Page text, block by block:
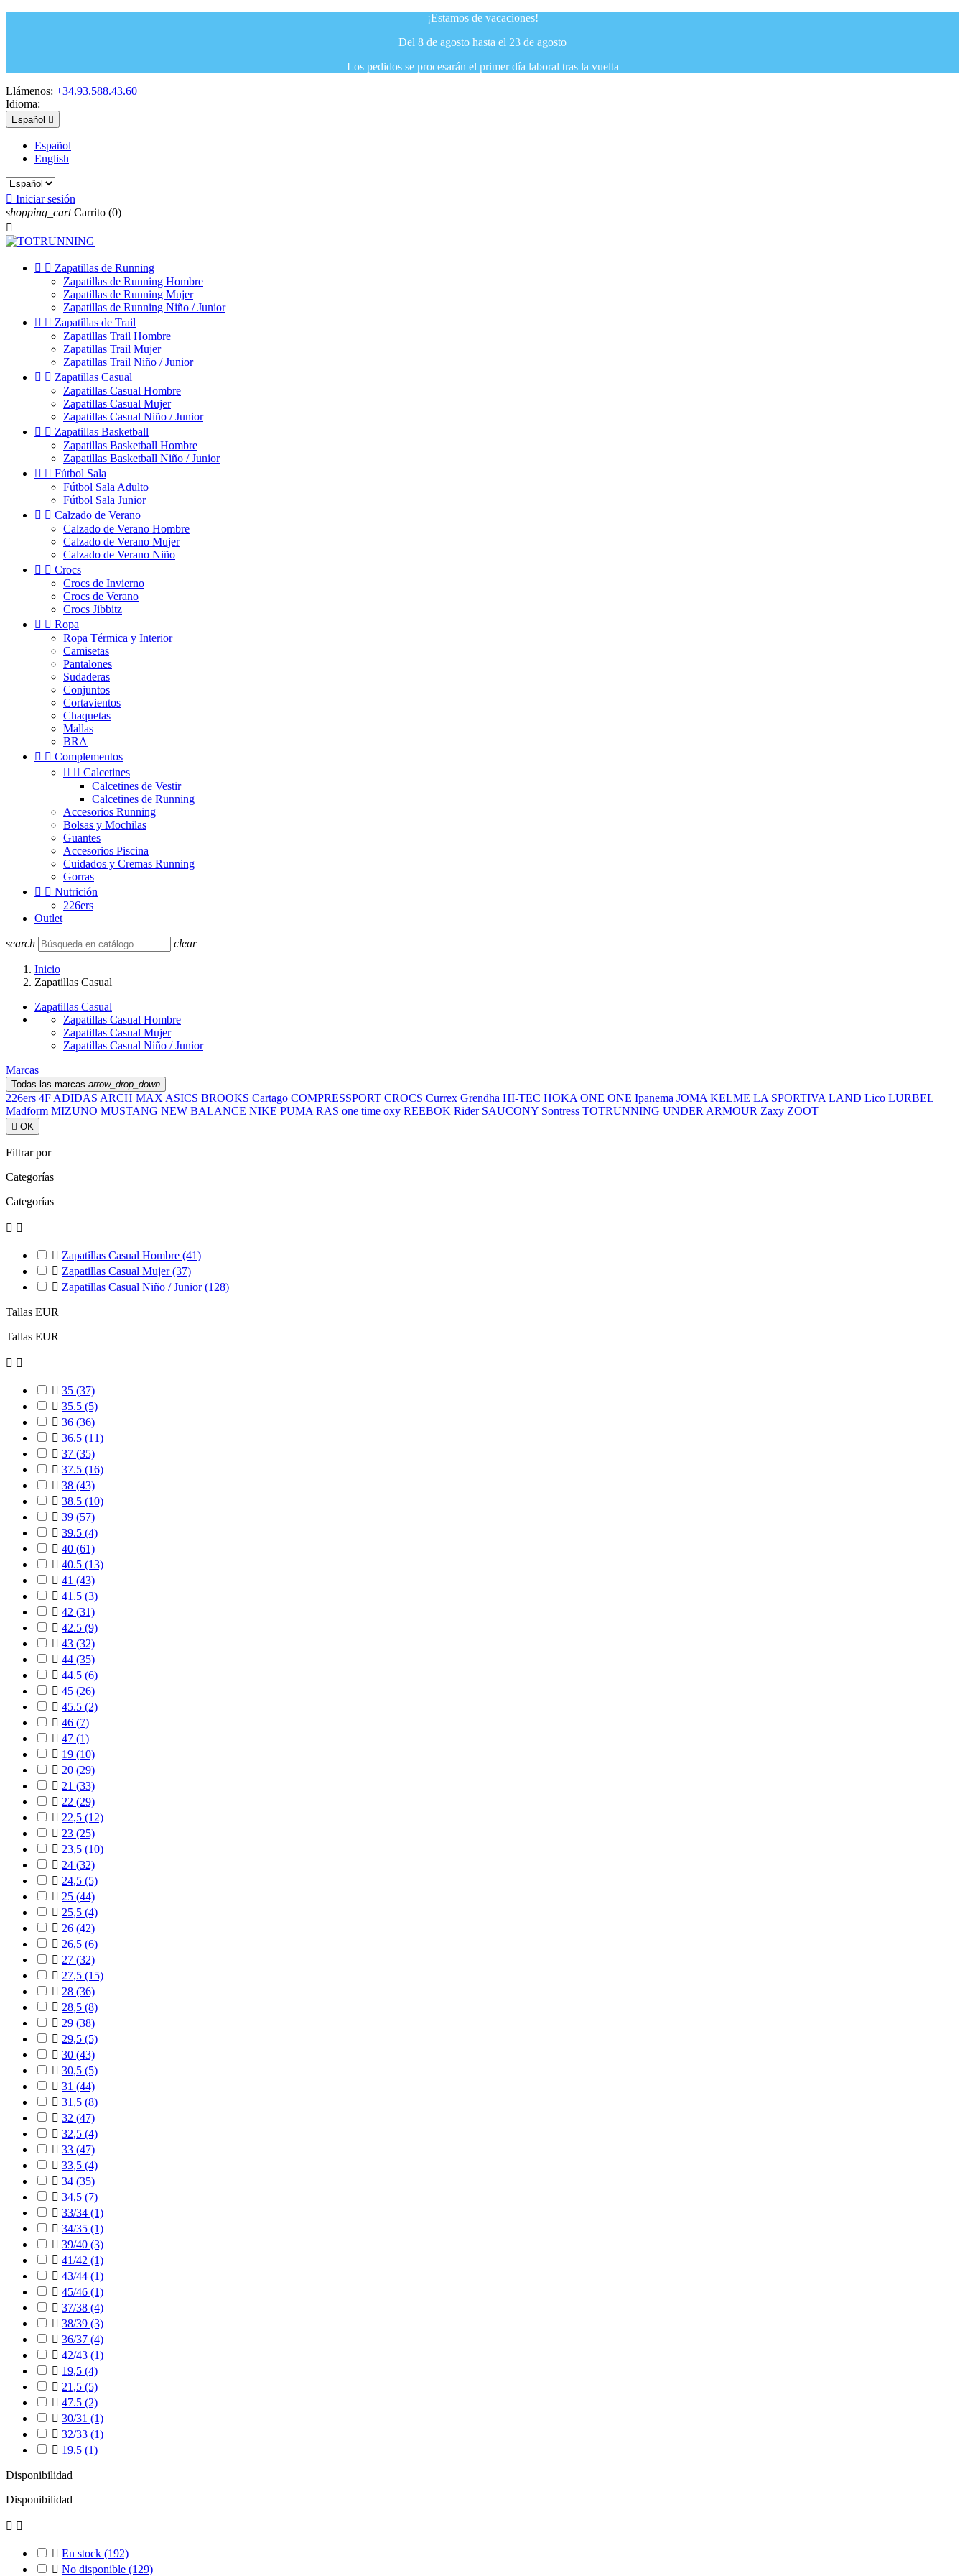
¡Estamos de vacaciones!
Del 8 de agosto hasta el 23 de agosto
Los pedidos se procesarán el primer día laboral tras la vuelta
Llámenos: +34.93.588.43.60
Idioma:
Español 
Español
English
 Iniciar sesión
shopping_cart Carrito (0)

  Zapatillas de Running
Zapatillas de Running Hombre
Zapatillas de Running Mujer
Zapatillas de Running Niño / Junior
  Zapatillas de Trail
Zapatillas Trail Hombre
Zapatillas Trail Mujer
Zapatillas Trail Niño / Junior
  Zapatillas Casual
Zapatillas Casual Hombre
Zapatillas Casual Mujer
Zapatillas Casual Niño / Junior
  Zapatillas Basketball
Zapatillas Basketball Hombre
Zapatillas Basketball Niño / Junior
  Fútbol Sala
Fútbol Sala Adulto
Fútbol Sala Junior
  Calzado de Verano
Calzado de Verano Hombre
Calzado de Verano Mujer
Calzado de Verano Niño
  Crocs
Crocs de Invierno
Crocs de Verano
Crocs Jibbitz
  Ropa
Ropa Térmica y Interior
Camisetas
Pantalones
Sudaderas
Conjuntos
Cortavientos
Chaquetas
Mallas
BRA
  Complementos
  Calcetines
Calcetines de Vestir
Calcetines de Running
Accesorios Running
Bolsas y Mochilas
Guantes
Accesorios Piscina
Cuidados y Cremas Running
Gorras
  Nutrición
226ers
Outlet
search clear
Inicio
Zapatillas Casual
Zapatillas Casual
Zapatillas Casual Hombre
Zapatillas Casual Mujer
Zapatillas Casual Niño / Junior
Marcas
Todas las marcas arrow_drop_down
226ers 4F ADIDAS ARCH MAX ASICS BROOKS Cartago COMPRESSPORT CROCS Currex Grendha HI-TEC HOKA ONE ONE Ipanema JOMA KELME LA SPORTIVA LAND Lico LURBEL
Madform MIZUNO MUSTANG NEW BALANCE NIKE PUMA RAS one time oxy REEBOK Rider SAUCONY Sontress TOTRUNNING UNDER ARMOUR Zaxy ZOOT
 OK
Filtrar por
Categorías
Categorías
 
 Zapatillas Casual Hombre (41)
 Zapatillas Casual Mujer(37)
 Zapatillas Casual Niño / Junior(128)
Tallas EUR
Tallas EUR
 
 35 (37)
 35.5 (5)
 36 (36)
 36.5 (11)
 37 (35)
 37.5 (16)
 38 (43)
 38.5 (10)
 39 (57)
 39.5 (4)
 40 (61)
 40.5 (13)
 41 (43)
 41.5 (3)
 42 (31)
 42.5 (9)
 43 (32)
 44 (35)
 44.5 (6)
 45 (26)
 45.5 (2)
 46 (7)
 47 (1)
 19 (10)
 20 (29)
 21 (33)
 22 (29)
 22,5 (12)
 23 (25)
 23,5 (10)
 24 (32)
 24,5 (5)
 25 (44)
 25,5 (4)
 26 (42)
 26,5 (6)
 27 (32)
 27,5 (15)
 28 (36)
 28,5 (8)
 29 (38)
 29,5 (5)
 30 (43)
 30,5 (5)
 31 (44)
 31,5 (8)
 32 (47)
 32,5 (4)
 33 (47)
 33,5 (4)
 34 (35)
 34,5 (7)
 33/34 (1)
 34/35 (1)
 39/40 (3)
 41/42 (1)
 43/44 (1)
 45/46 (1)
 37/38 (4)
 38/39 (3)
 36/37 (4)
 42/43 (1)
 19,5 (4)
 21,5 (5)
 47.5 (2)
 30/31 (1)
 32/33 (1)
 19.5 (1)
Disponibilidad
Disponibilidad
 
 En stock (192)
 No disponible (129)